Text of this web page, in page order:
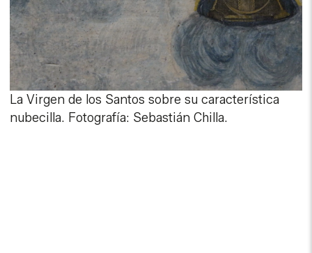
La Virgen de los Santos sobre su característica
nubecilla. Fotografía: Sebastián Chilla.